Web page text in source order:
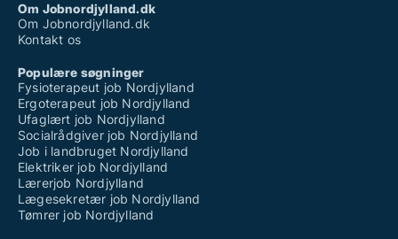
Om Jobnordjylland.dk
Om Jobnordjylland.dk
Kontakt os
Populære søgninger
Fysioterapeut job Nordjylland
Ergoterapeut job Nordjylland
Ufaglært job Nordjylland
Socialrådgiver job Nordjylland
Job i landbruget Nordjylland
Elektriker job Nordjylland
Lærerjob Nordjylland
Lægesekretær job Nordjylland
Tømrer job Nordjylland